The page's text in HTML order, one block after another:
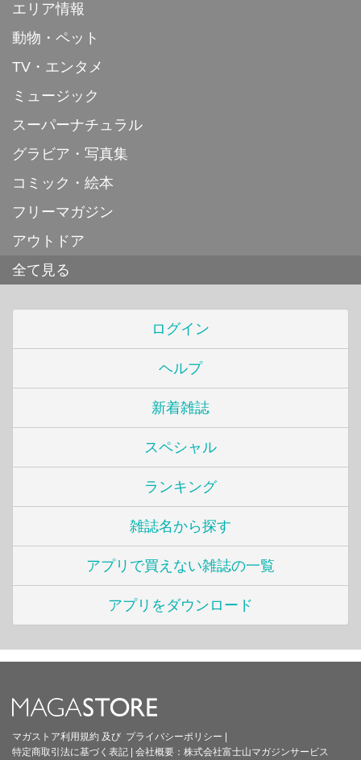
エリア情報
動物・ペット
TV・エンタメ
ミュージック
スーパーナチュラル
グラビア・写真集
コミック・絵本
フリーマガジン
アウトドア
全て見る
ログイン
ヘルプ
新着雑誌
スペシャル
ランキング
雑誌名から探す
アプリで買えない雑誌の一覧
アプリをダウンロード
マガストア利用規約 及び プライバシーポリシー |
特定商取引法に基づく表記 | 会社概要： 株式会社富士山マガジンサービス